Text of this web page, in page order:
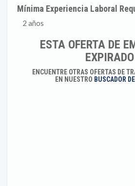
Mínima Experiencia Laboral
2 años
ESTA OFERTA DE
EXPIRADO
ENCUENTRE OTRAS OFERTAS DE
EN NUESTRO BUSCADOR